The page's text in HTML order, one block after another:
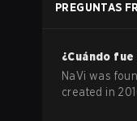
PREGUNTAS
¿Cuándo
NaVi was
created in